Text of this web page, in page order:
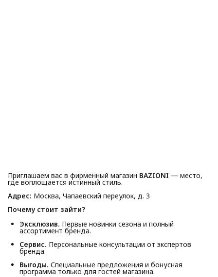
Приглашаем вас в фирменный магазин BAZIONI — место,
где воплощается истинный стиль.
Адрес: Москва, Чапаевский переулок, д. 3
Почему стоит зайти?
Эксклюзив. Первые новинки сезона и полный
ассортимент бренда.
Сервис. Персональные консультации от экспертов
бренда.
Выгоды. Специальные предложения и бонусная
программа только для гостей магазина.